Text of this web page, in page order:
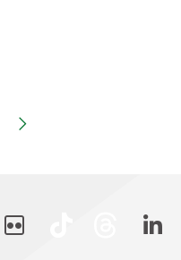
anterior